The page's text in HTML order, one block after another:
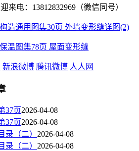
来电：13812832969（微信同号）
造通用图集30页 外墙变形缝详图(2)
温图集78页 屋面变形缝
新浪微博 腾讯微博 人人网
37页2026-04-08
37页2026-04-08
录（二） 2026-04-08
录（二） 2026-04-08